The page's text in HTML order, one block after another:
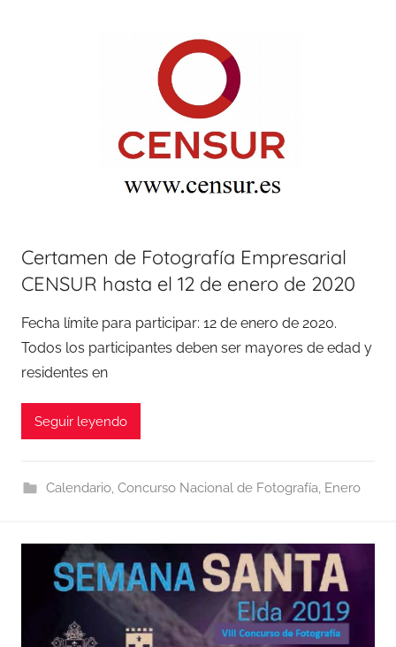
Certamen de Fotografía Empresarial
CENSUR hasta el 12 de enero de 2020
Fecha límite para participar: 12 de enero de 2020.
Todos los participantes deben ser mayores de edad y
residentes en
Seguir leyendo
Calendario, Concurso Nacional de Fotografía, Enero